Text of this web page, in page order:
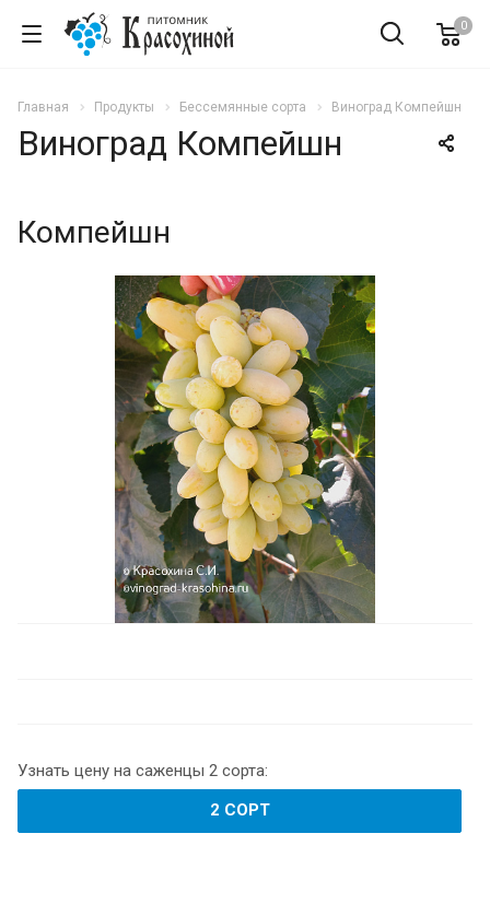
0
Главная Продукты Бессемянные сорта Виноград Компейшн
Виноград Компейшн
Компейшн
Узнать цену на саженцы 2 сорта:
2 СОРТ